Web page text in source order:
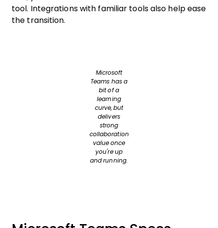
tool. Integrations with familiar tools also help ease
the transition.
Microsoft
Teams has a
bit of a
learning
curve, but
delivers
strong
collaboration
value once
you're up
and running.